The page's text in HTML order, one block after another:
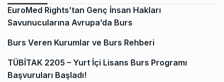
EuroMed Rights’tan Genç İnsan Hakları
Savunucularına Avrupa’da Burs
Burs Veren Kurumlar ve Burs Rehberi
TÜBİTAK 2205 – Yurt İçi Lisans Burs Programı
Başvuruları Başladı!